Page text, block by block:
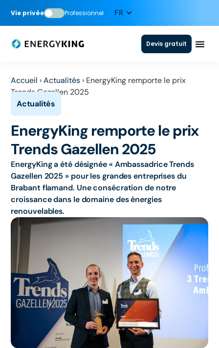
Vie privée Professionnel
Devis gratuit
Accueil › Actualités › EnergyKing remporte le prix
Trends Gazellen 2025
EnergyKing remporte le prix
Trends Gazellen 2025
EnergyKing a été désignée « Ambassadrice Trends
Gazellen 2025 » pour les grandes entreprises du
Brabant flamand. Une consécration de notre
croissance dans le domaine des énergies
renouvelables.